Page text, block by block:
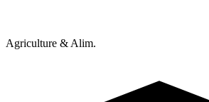
Agriculture & Alim.